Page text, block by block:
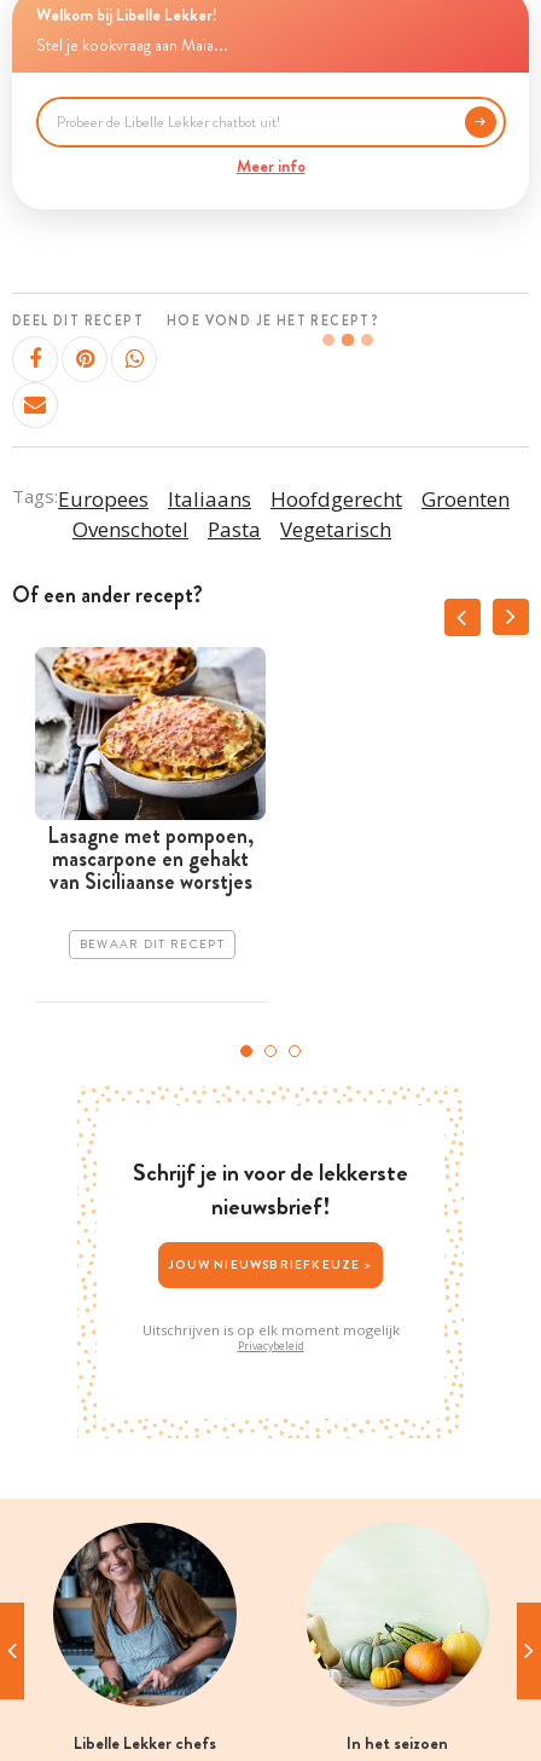
Welkom bij Libelle Lekker!
Stel je kookvraag aan Maia...
Meer info
DEEL DIT RECEPT HOE VOND JE HET RECEPT?
Tags:Europees Italiaans Hoofdgerecht
Groenten
Ovenschotel
Pasta Vegetarisch
Of een ander recept?
Lasagne met pompoen,
mascarpone en gehakt
van Siciliaanse worstjes
BEWAAR DIT RECEPT
Schrijf je in voor de lekkerste
nieuwsbrief!
JOUW NIEUWSBRIEFKEUZE >
Uitschrijven is op elk moment mogelijk
Privacybeleid
Libelle Lekker chefs In het seizoen